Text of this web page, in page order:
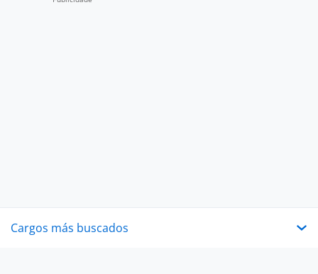
Cargos más buscados